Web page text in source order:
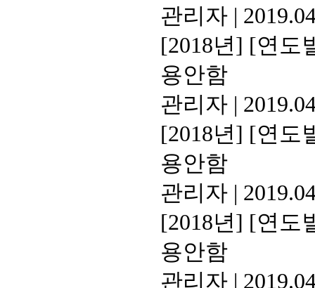
관리자 |
[2018년] [연도
용안함
관리자 |
[2018년] [연도
용안함
관리자 |
[2018년] [연도
용안함
관리자 |